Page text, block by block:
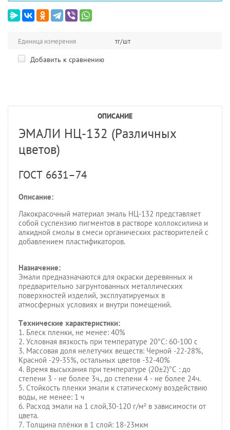
Единица измерения тг/шт
Добавить к сравнению
ОПИСАНИЕ
ЭМАЛИ НЦ-132 (Различных
цветов)
ГОСТ 6631–74
Описание:
Лакокрасочный материал эмаль НЦ-132 представляет
собой суспензию пигментов в растворе коллоксилина и
алкидной смолы в смеси органических растворителей с
добавлением пластификаторов.
Назначение:
Эмали предназначаются для окраски деревянных и
предварительно загрунтованных металлических
поверхностей изделий, эксплуатируемых в
атмосферных условиях и внутри помещений.
Технические характеристики:
1. Блеск пленки, не менее: 40%
2. Условная вязкость при температуре 20°С: 60-100 c
3. Массовая доля нелетучих веществ: Черной -22-28%,
Красной -29-35%, остальных цветов -32-40%
4. Время высыхания при температуре (20±2)°С : до
степени 3 - не более 3ч., до степени 4 - не более 24ч.
5. Стойкость пленки эмали к статическому воздействию
воды, не менее: 1 ч
6. Расход эмали на 1 слой,30-120 г/м² в зависимости от
цвета.
7. Толщина плёнки в 1 слой: 18-23мкм